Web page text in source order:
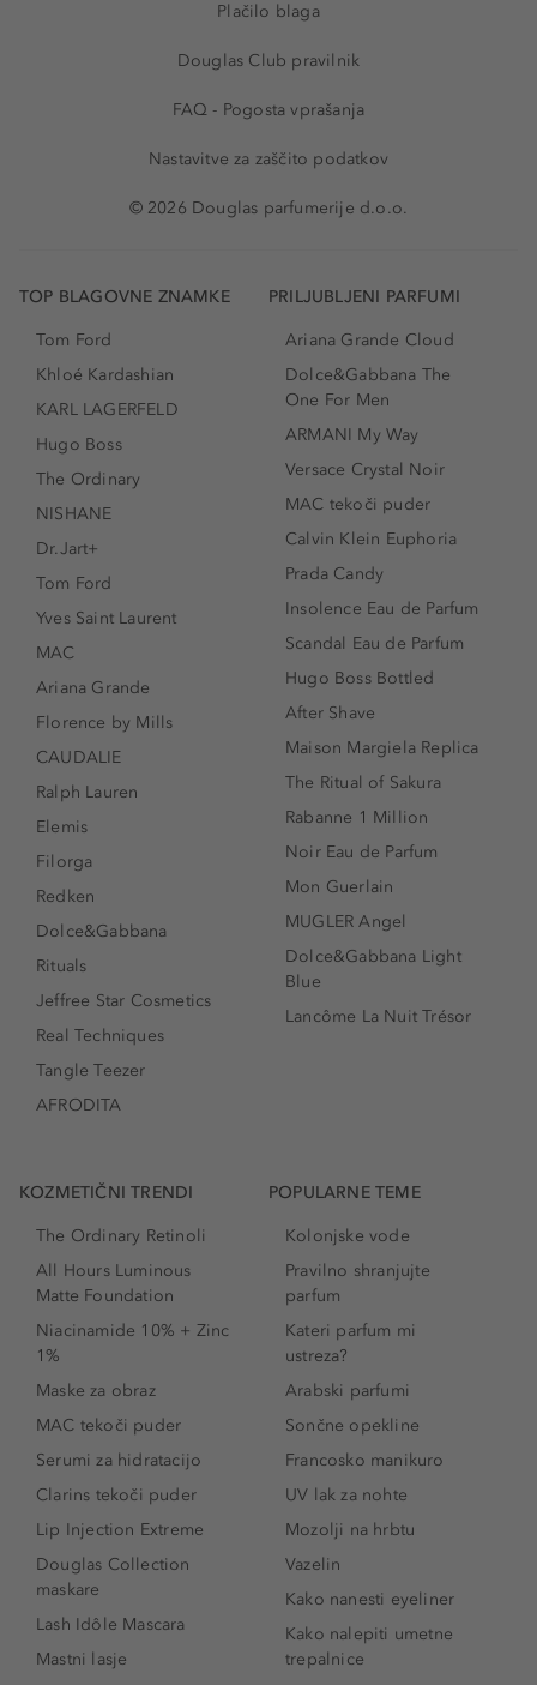
Plačilo blaga
Douglas Club pravilnik
FAQ - Pogosta vprašanja
Nastavitve za zaščito podatkov
© 2026 Douglas parfumerije d.o.o.
TOP BLAGOVNE ZNAMKE
Tom Ford
Khloé Kardashian
KARL LAGERFELD
Hugo Boss
The Ordinary
NISHANE
Dr.Jart+
Tom Ford
Yves Saint Laurent
MAC
Ariana Grande
Florence by Mills
CAUDALIE
Ralph Lauren
Elemis
Filorga
Redken
Dolce&Gabbana
Rituals
Jeffree Star Cosmetics
Real Techniques
Tangle Teezer
AFRODITA
PRILJUBLJENI PARFUMI
Ariana Grande Cloud
Dolce&Gabbana The
One For Men
ARMANI My Way
Versace Crystal Noir
MAC tekoči puder
Calvin Klein Euphoria
Prada Candy
Insolence Eau de Parfum
Scandal Eau de Parfum
Hugo Boss Bottled
After Shave
Maison Margiela Replica
The Ritual of Sakura
Rabanne 1 Million
Noir Eau de Parfum
Mon Guerlain
MUGLER Angel
Dolce&Gabbana Light
Blue
Lancôme La Nuit Trésor
KOZMETIČNI TRENDI
The Ordinary Retinoli
All Hours Luminous
Matte Foundation
Niacinamide 10% + Zinc
1%
Maske za obraz
MAC tekoči puder
Serumi za hidratacijo
Clarins tekoči puder
Lip Injection Extreme
Douglas Collection
maskare
Lash Idôle Mascara
Mastni lasje
POPULARNE TEME
Kolonjske vode
Pravilno shranjujte
parfum
Kateri parfum mi
ustreza?
Arabski parfumi
Sončne opekline
Francosko manikuro
UV lak za nohte
Mozolji na hrbtu
Vazelin
Kako nanesti eyeliner
Kako nalepiti umetne
trepalnice